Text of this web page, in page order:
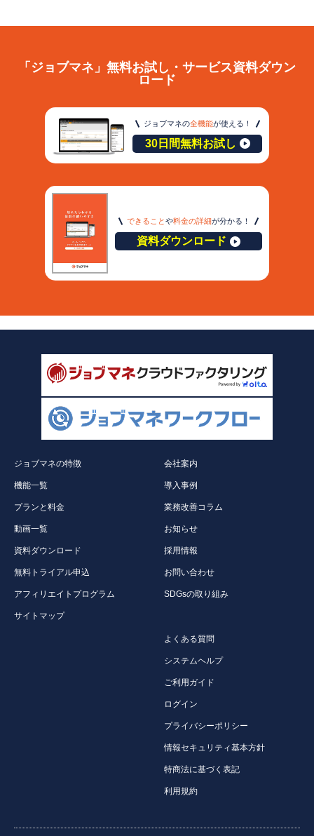
「ジョブマネ」無料お試し・サービス資料ダウン
ロード
ジョブマネの全機能が使える！
30日間無料お試し
できることや料金の詳細が分かる！
資料ダウンロード
ジョブマネの特徴
機能一覧
プランと料金
動画一覧
資料ダウンロード
無料トライアル申込
アフィリエイトプログラム
サイトマップ
会社案内
導入事例
業務改善コラム
お知らせ
採用情報
お問い合わせ
SDGsの取り組み
よくある質問
システムヘルプ
ご利用ガイド
ログイン
プライバシーポリシー
情報セキュリティ基本方針
特商法に基づく表記
利用規約